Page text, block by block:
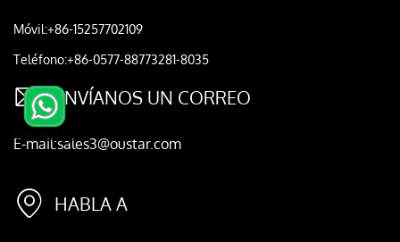
Móvil:+86-15257702109
Teléfono:+86-0577-88773281-8035
 ENVÍANOS UN CORREO
E-mail:sales3@oustar.com
 HABLA A